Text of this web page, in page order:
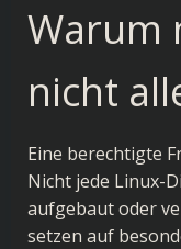
Warum
nicht
Eine berechtigte
Nicht jede Linux-
aufgebaut oder
setzen auf